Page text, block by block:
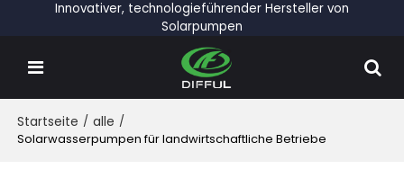
Innovativer, technologieführender Hersteller von
Solarpumpen
Startseite / alle /
Solarwasserpumpen für landwirtschaftliche Betriebe